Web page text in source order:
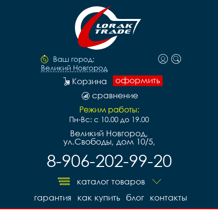
Ваш город:
Великий Новгород
оформить
Корзина
сравнение
Режим работы:
Пн-Вс: с 10.00 до 19.00
Великий Новгород,
ул.Свободы, дом 10/5,
8-906-202-99-20
каталог товаров
контакты
блог
как купить
гарантия